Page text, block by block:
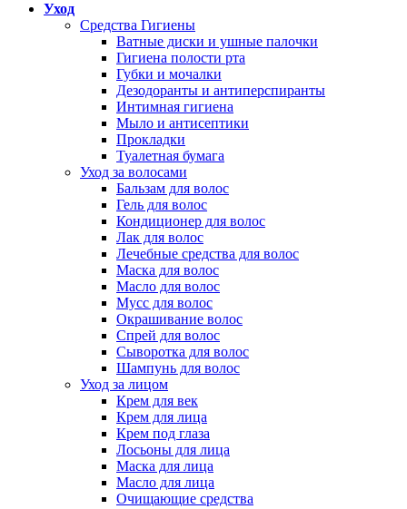
Уход
Средства Гигиены
Ватные диски и ушные палочки
Гигиена полости рта
Губки и мочалки
Дезодоранты и антиперспиранты
Интимная гигиена
Мыло и антисептики
Прокладки
Туалетная бумага
Уход за волосами
Бальзам для волос
Гель для волос
Кондиционер для волос
Лак для волос
Лечебные средства для волос
Маска для волос
Масло для волос
Мусс для волос
Окрашивание волос
Спрей для волос
Сыворотка для волос
Шампунь для волос
Уход за лицом
Крем для век
Крем для лица
Крем под глаза
Лосьоны для лица
Маска для лица
Масло для лица
Очищающие средства